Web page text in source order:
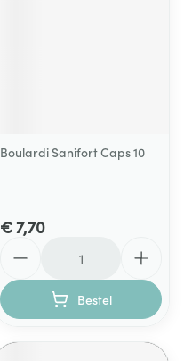
Boulardi Sanifort Caps 10
€ 7,70
Bestel